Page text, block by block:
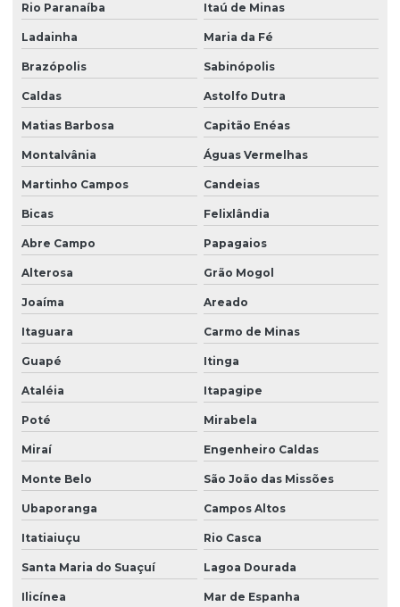
Rio Paranaíba Itaú de Minas
Ladainha Maria da Fé
Brazópolis Sabinópolis
Caldas Astolfo Dutra
Matias Barbosa Capitão Enéas
Montalvânia Águas Vermelhas
Martinho Campos Candeias
Bicas Felixlândia
Abre Campo Papagaios
Alterosa Grão Mogol
Joaíma Areado
Itaguara Carmo de Minas
Guapé Itinga
Ataléia Itapagipe
Poté Mirabela
Miraí Engenheiro Caldas
Monte Belo São João das Missões
Ubaporanga Campos Altos
Itatiaiuçu Rio Casca
Santa Maria do Suaçuí Lagoa Dourada
Ilicínea Mar de Espanha